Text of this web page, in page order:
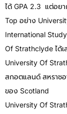
ได้ GPA 2.3 แต่อย
Top อย่าง
International
Of Strathclyde ได้เ
University Of
สกอตแลนด์ สหราชอ
ของ Scotland
University Of